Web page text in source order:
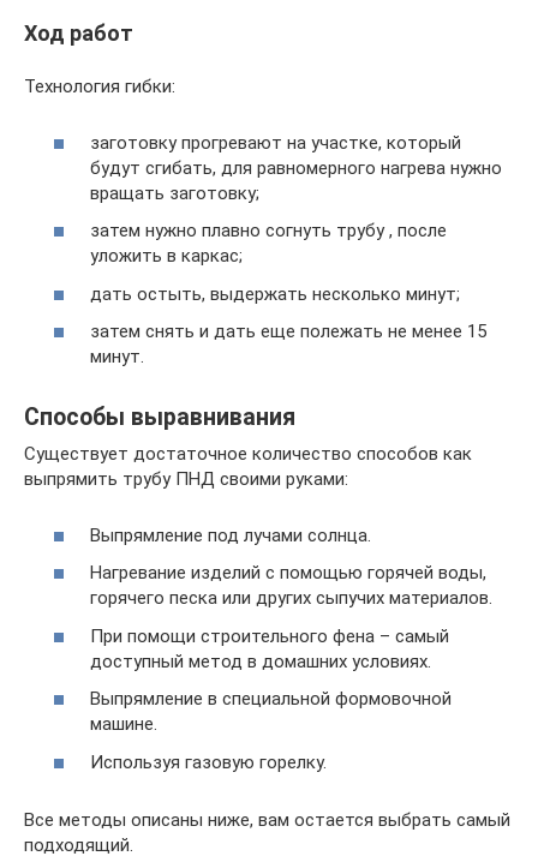
Ход работ
Технология гибки:
заготовку прогревают на участке, который
будут сгибать, для равномерного нагрева нужно
вращать заготовку;
затем нужно плавно согнуть трубу , после
уложить в каркас;
дать остыть, выдержать несколько минут;
затем снять и дать еще полежать не менее 15
минут.
Способы выравнивания
Существует достаточное количество способов как
выпрямить трубу ПНД своими руками:
Выпрямление под лучами солнца.
Нагревание изделий с помощью горячей воды,
горячего песка или других сыпучих материалов.
При помощи строительного фена – самый
доступный метод в домашних условиях.
Выпрямление в специальной формовочной
машине.
Используя газовую горелку.
Все методы описаны ниже, вам остается выбрать самый
подходящий.